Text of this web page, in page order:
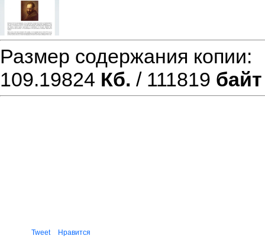
Размер содержания
109.19824 Кб. / 111819 байт
Tweet Нравится